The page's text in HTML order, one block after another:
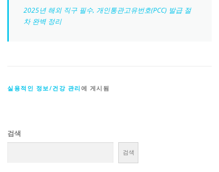
2025년 해외 직구 필수, 개인통관고유번호(PCC) 발급 절
차 완벽 정리
실용적인 정보/건강 관리에 게시됨
검색
검색